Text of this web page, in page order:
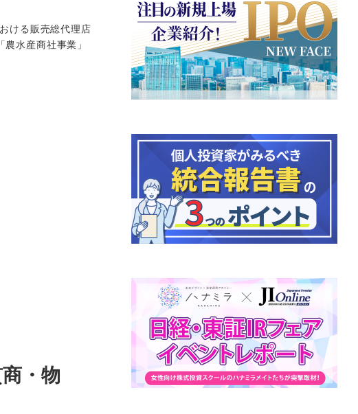
ける販売総代理店
水産商社事業」
・物